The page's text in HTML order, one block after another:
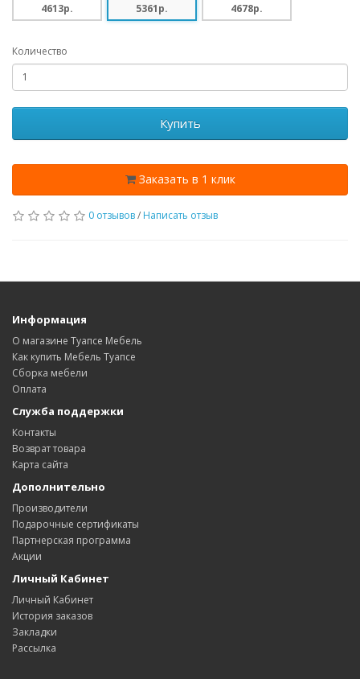
4613p. 5361p. 4678p.
Количество
Купить
Заказать в 1 клик
0 отзывов/ Написать отзыв
Информация
О магазине Туапсе Мебель
Как купить Мебель Туапсе
Сборка мебели
Оплата
Служба поддержки
Контакты
Возврат товара
Карта сайта
Дополнительно
Производители
Подарочные сертификаты
Партнерская программа
Акции
Личный Кабинет
Личный Кабинет
История заказов
Закладки
Рассылка